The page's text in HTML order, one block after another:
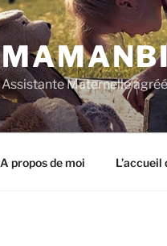
Assistante Maternelle
A propos de moi L’accueil